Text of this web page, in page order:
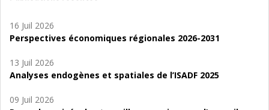
16 Juil 2026
Perspectives économiques régionales 2026-2031
13 Juil 2026
Analyses endogènes et spatiales de l’ISADF 2025
09 Juil 2026